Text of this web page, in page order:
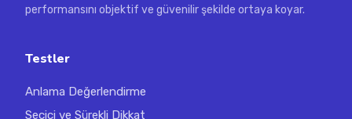
performansını objektif ve güvenilir şekilde ortaya koyar.
Testler
Anlama Değerlendirme
Seçici ve Sürekli Dikkat